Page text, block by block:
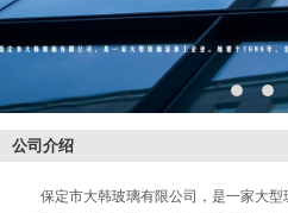
公司介绍
保定市大韩玻璃有限公司，是一家大